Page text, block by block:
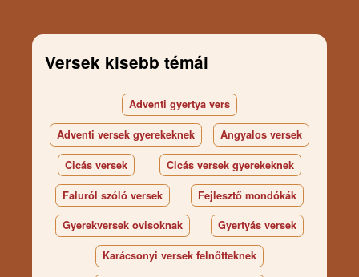
Versek kisebb témái
Adventi gyertya vers
Adventi versek gyerekeknek Angyalos versek
Cicás versek Cicás versek gyerekeknek
Faluról szóló versek Fejlesztő mondókák
Gyerekversek ovisoknak Gyertyás versek
Karácsonyi versek felnőtteknek